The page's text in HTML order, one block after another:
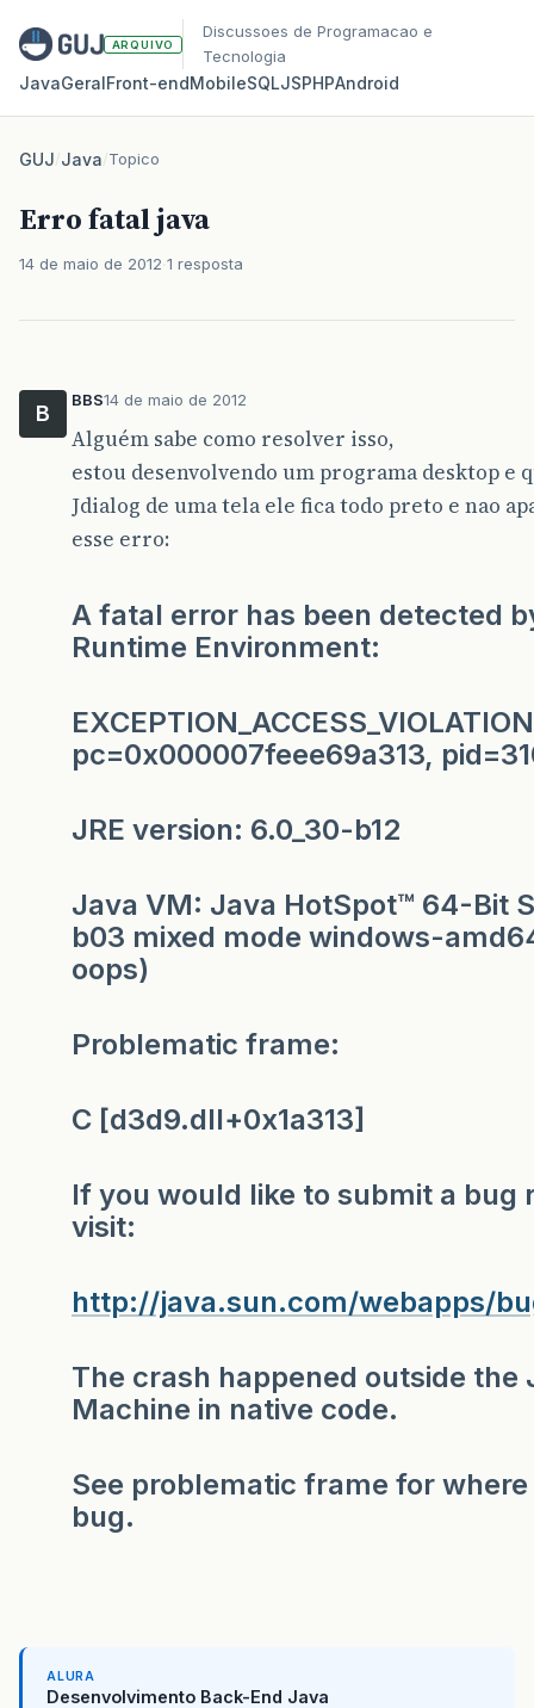
ARQUIVO
Discussoes de Programacao e
Tecnologia
JavaGeralFront‑endMobileSQLJSPHPAndroid
GUJ/Java/Topico
Erro fatal java
14 de maio de 2012 1 resposta
B
BBS14 de maio de 2012
Alguém sabe como resolver isso,
estou desenvolvendo um programa desktop e
Jdialog de uma tela ele fica todo preto e nao
esse erro:
A fatal error has been detected
Runtime Environment:
pc=0x000007feee69a313,
JRE version: 6.0_30-b12
Java VM: Java HotSpot™ 64-Bit
b03 mixed mode windows-
oops)
Problematic frame:
C [d3d9.dll+0x1a313]
If you would like to submit a bug
visit:
http://java.sun.com/webapps/
The crash happened outside the
Machine in native code.
See problematic frame for
bug.
ALURA
Desenvolvimento Back-End Java